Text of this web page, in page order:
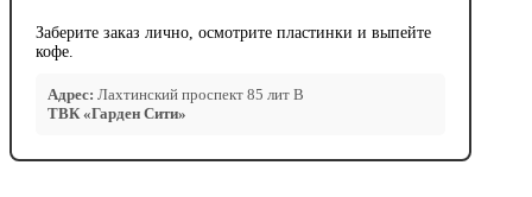
Заберите заказ лично, осмотрите пластинки и выпейте
кофе.
Адрес: Лахтинский проспект 85 лит В
ТВК «Гарден Сити»